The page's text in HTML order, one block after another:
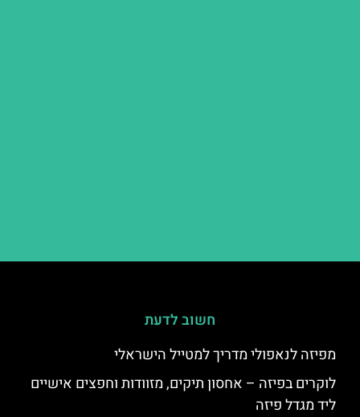
חשוב לדעת
מפיזה לנאפולי מדריך למטייל הישראלי
לוקרים בפיזה – אחסון תיקים, מזוודות וחפצים אישיים
ליד מגדל פיזה